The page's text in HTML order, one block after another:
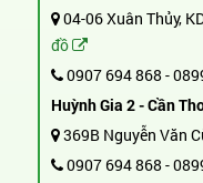
04-06 Xuân Thủy,
đồ
0907 694 868 -
Huỳnh Gia 2 - Cần
369B Nguyễn Văn
0907 694 868 -